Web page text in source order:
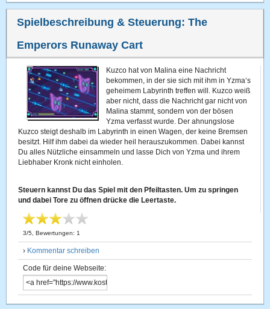
Spielbeschreibung & Steuerung:The
Emperors Runaway Cart
Kuzco hat von Malina eine Nachricht
bekommen, in der sie sich mit ihm in Yzma‘s
geheimem Labyrinth treffen will. Kuzco weiß
aber nicht, dass die Nachricht gar nicht von
Malina stammt, sondern von der bösen
Yzma verfasst wurde. Der ahnungslose
Kuzco steigt deshalb im Labyrinth in einen Wagen, der keine Bremsen
besitzt. Hilf ihm dabei da wieder heil herauszukommen. Dabei kannst
Du alles Nützliche einsammeln und lasse Dich von Yzma und ihrem
Liebhaber Kronk nicht einholen.
Steuern kannst Du das Spiel mit den Pfeiltasten. Um zu springen
und dabei Tore zu öffnen drücke die Leertaste.
3/5 , Bewertungen: 1
› Kommentar schreiben
Code für deine Webseite: